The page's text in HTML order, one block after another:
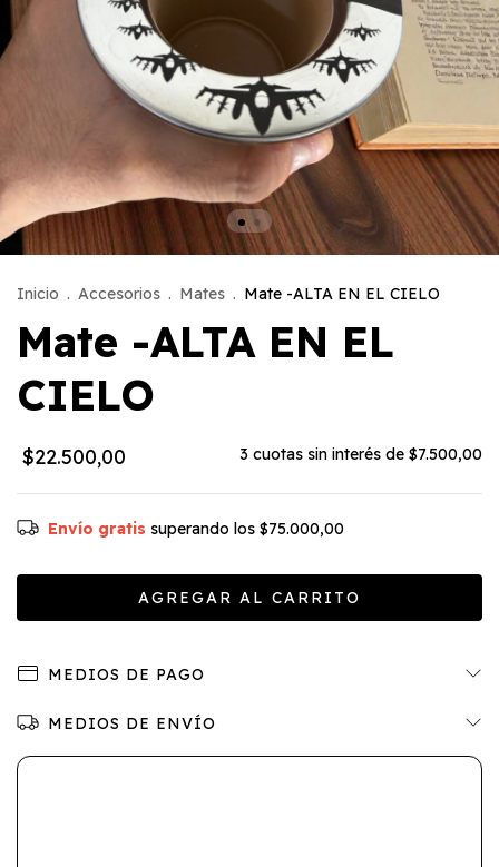
Inicio . Accesorios . Mates . Mate -ALTA EN EL CIELO
Mate -ALTA EN EL
CIELO
$22.500,00 3 cuotas sin interés de $7.500,00
Envío gratis superando los $75.000,00
MEDIOS DE PAGO
MEDIOS DE ENVÍO